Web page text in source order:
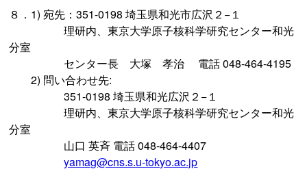
８．1) 宛先：351-0198 埼玉県和光市広沢２−１
理研内、東京大学原子核科学研究センター和光
分室
センター長 大塚 孝治 電話 048-464-4195
2) 問い合わせ先:
351-0198 埼玉県和光広沢２−１
理研内、東京大学原子核科学研究センター和光
分室
山口 英斉 電話 048-464-4407
yamag@cns.s.u-tokyo.ac.jp